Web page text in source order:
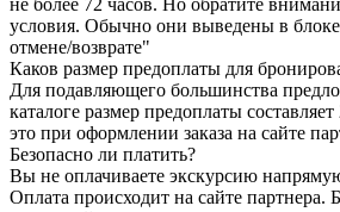
не более 72 часов. Но обратите
условия. Обычно они выведены в
отмене/возврате"
Каков размер предоплаты для
Для подавляющего большинства
каталоге размер предоплаты
это при оформлении заказа на сайте
Безопасно ли платить?
Вы не оплачиваете экскурсию
Оплата происходит на сайте партнера.